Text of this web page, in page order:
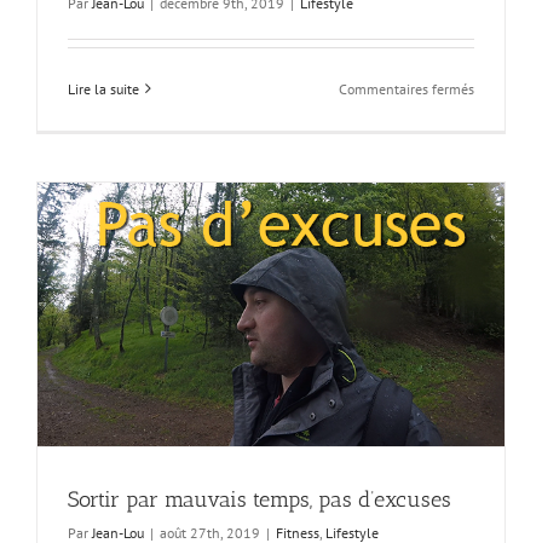
Lire la suite Commentaires ferméssur
un
Panasonic
Lumix
GX80
panasonic
14-
140mm
II
Sortir par mauvais temps, pas d’excuses
Par Jean-Lou | août 27th, 2019 | Fitness Lifestyle